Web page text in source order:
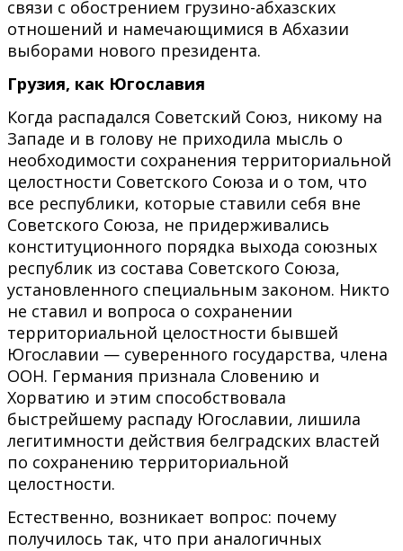
связи с обострением грузино-абхазских
отношений и намечающимися в Абхазии
выборами нового президента.
Грузия, как Югославия
Когда распадался Советский Союз, никому на
Западе и в голову не приходила мысль о
необходимости сохранения территориальной
целостности Советского Союза и о том, что
все республики, которые ставили себя вне
Советского Союза, не придерживались
конституционного порядка выхода союзных
республик из состава Советского Союза,
установленного специальным законом. Никто
не ставил и вопроса о сохранении
территориальной целостности бывшей
Югославии — суверенного государства, члена
ООН. Германия признала Словению и
Хорватию и этим способствовала
быстрейшему распаду Югославии, лишила
легитимности действия белградских властей
по сохранению территориальной
целостности.
Естественно, возникает вопрос: почему
получилось так, что при аналогичных